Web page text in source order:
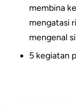
membina
mengatasi
mengenal
5 kegiatan